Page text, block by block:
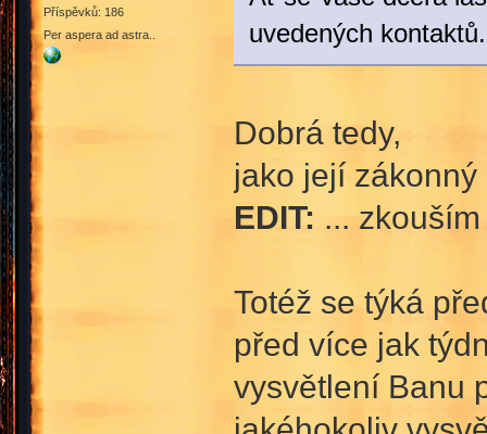
Příspěvků: 186
Per aspera ad astra..
uvedených kontaktů.
Dobrá tedy,
jako její
EDIT: ...
Totéž se týká
před více jak
vysvětlení Banu